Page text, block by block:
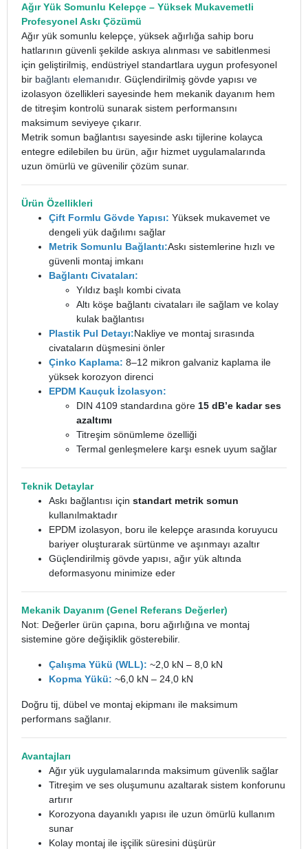
Ağır Yük Somunlu Kelepçe – Yüksek Mukavemetli
Profesyonel Askı Çözümü
Ağır yük somunlu kelepçe, yüksek ağırlığa sahip boru
hatlarının güvenli şekilde askıya alınması ve sabitlenmesi
için geliştirilmiş, endüstriyel standartlara uygun profesyonel
bir bağlantı elemanıdır. Güçlendirilmiş gövde yapısı ve
izolasyon özellikleri sayesinde hem mekanik dayanım hem
de titreşim kontrolü sunarak sistem performansını
maksimum seviyeye çıkarır.
Metrik somun bağlantısı sayesinde askı tijlerine kolayca
entegre edilebilen bu ürün, ağır hizmet uygulamalarında
uzun ömürlü ve güvenilir çözüm sunar.
Ürün Özellikleri
Çift Formlu Gövde Yapısı: Yüksek mukavemet ve
dengeli yük dağılımı sağlar
Metrik Somunlu Bağlantı:Askı sistemlerine hızlı ve
güvenli montaj imkanı
Bağlantı Civataları:
Yıldız başlı kombi civata
Altı köşe bağlantı civataları ile sağlam ve kolay
kulak bağlantısı
Plastik Pul Detayı:Nakliye ve montaj sırasında
civataların düşmesini önler
Çinko Kaplama: 8–12 mikron galvaniz kaplama ile
yüksek korozyon direnci
EPDM Kauçuk İzolasyon:
DIN 4109 standardına göre 15 dB’e kadar ses
azaltımı
Titreşim sönümleme özelliği
Termal genleşmelere karşı esnek uyum sağlar
Teknik Detaylar
Askı bağlantısı için standart metrik somun
kullanılmaktadır
EPDM izolasyon, boru ile kelepçe arasında koruyucu
bariyer oluşturarak sürtünme ve aşınmayı azaltır
Güçlendirilmiş gövde yapısı, ağır yük altında
deformasyonu minimize eder
Mekanik Dayanım (Genel Referans Değerler)
Not: Değerler ürün çapına, boru ağırlığına ve montaj
sistemine göre değişiklik gösterebilir.
Çalışma Yükü (WLL): ~2,0 kN – 8,0 kN
Kopma Yükü: ~6,0 kN – 24,0 kN
Doğru tij, dübel ve montaj ekipmanı ile maksimum
performans sağlanır.
Avantajları
Ağır yük uygulamalarında maksimum güvenlik sağlar
Titreşim ve ses oluşumunu azaltarak sistem konforunu
artırır
Korozyona dayanıklı yapısı ile uzun ömürlü kullanım
sunar
Kolay montaj ile işçilik süresini düşürür